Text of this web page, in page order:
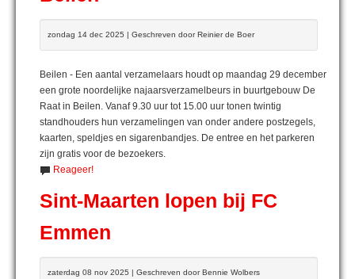
zondag 14 dec 2025 | Geschreven door Reinier de Boer
Beilen - Een aantal verzamelaars houdt op maandag 29 december
een grote noordelijke najaarsverzamelbeurs in buurtgebouw De
Raat in Beilen. Vanaf 9.30 uur tot 15.00 uur tonen twintig
standhouders hun verzamelingen van onder andere postzegels,
kaarten, speldjes en sigarenbandjes. De entree en het parkeren
zijn gratis voor de bezoekers.
Reageer!
Sint-Maarten lopen bij FC
Emmen
zaterdag 08 nov 2025 | Geschreven door Bennie Wolbers